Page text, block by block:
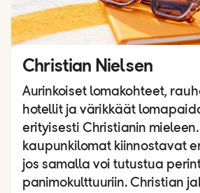
Christian Nielsen
Aurinkoiset lomakohteet,
hotellit ja värikkäät
erityisesti Christianin mieleen.
kaupunkilomat kiinnostavat
jos samalla voi tutustua
panimokulttuuriin. Christian